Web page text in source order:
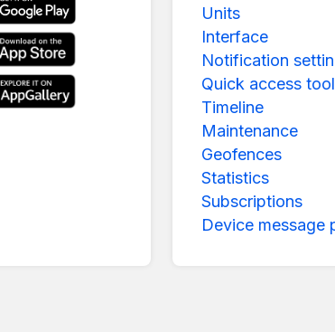
Units
Interface
Notification
Quick access
Timeline
Maintenance
Geofences
Statistics
Subscriptions
Device message